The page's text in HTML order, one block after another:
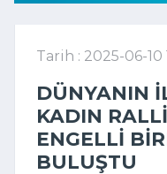
Tarih : 2025-06-10
DÜNYANIN
KADIN
ENGELLI
BULUŞTU